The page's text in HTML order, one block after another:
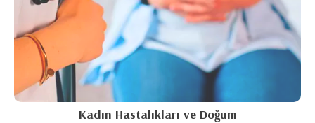
Kadın Hastalıkları ve Doğum